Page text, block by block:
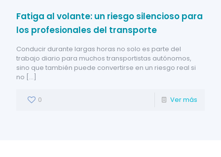
Fatiga al volante: un riesgo silencioso para
los profesionales del transporte
Conducir durante largas horas no solo es parte del
trabajo diario para muchos transportistas autónomos,
sino que también puede convertirse en un riesgo real si
no […]
0 Ver más